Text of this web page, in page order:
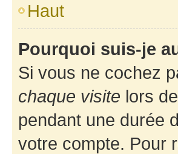
Haut
Pourquoi suis-je
Si vous ne cochez
chaque visite lors
pendant une durée
votre compte. Pour